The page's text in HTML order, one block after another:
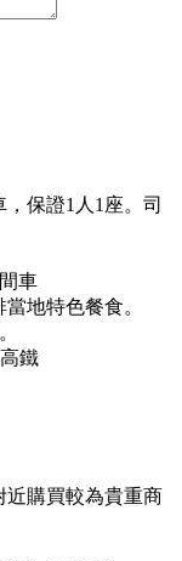
保證1人1座。司
車
地特色餐食。
鐵
近購買較為貴重商